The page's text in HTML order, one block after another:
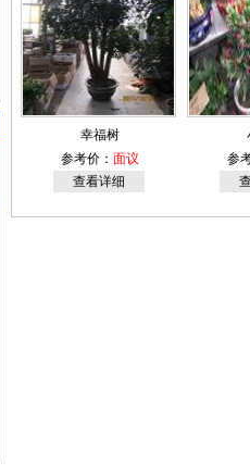
幸福树
参考价： 面议
查看详细
参